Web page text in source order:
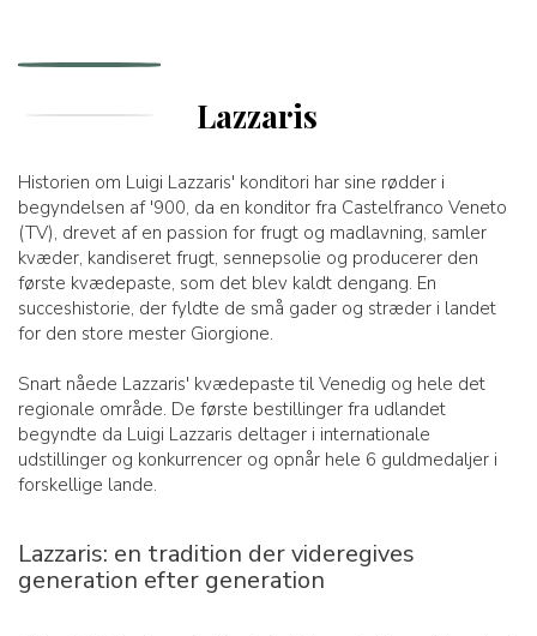
Lazzaris
Historien om Luigi Lazzaris' konditori har sine rødder i
begyndelsen af '900, da en konditor fra Castelfranco Veneto
(TV), drevet af en passion for frugt og madlavning, samler
kvæder, kandiseret frugt, sennepsolie og producerer den
første kvædepaste, som det blev kaldt dengang. En
succeshistorie, der fyldte de små gader og stræder i landet
for den store mester Giorgione.
Snart nåede Lazzaris' kvædepaste til Venedig og hele det
regionale område. De første bestillinger fra udlandet
begyndte da Luigi Lazzaris deltager i internationale
udstillinger og konkurrencer og opnår hele 6 guldmedaljer i
forskellige lande.
Lazzaris: en tradition der videregives
generation efter generation